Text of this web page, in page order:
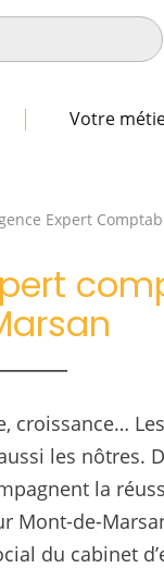
Votre
Expert
croissance…
les nôtres.
la
Mont-de-
du cabinet